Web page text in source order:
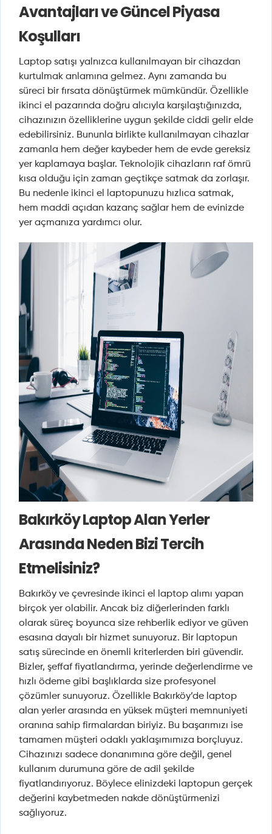
Avantajları ve Güncel Piyasa
Koşulları
Laptop satışı yalnızca kullanılmayan bir cihazdan
kurtulmak anlamına gelmez. Aynı zamanda bu
süreci bir fırsata dönüştürmek mümkündür. Özellikle
ikinci el pazarında doğru alıcıyla karşılaştığınızda,
cihazınızın özelliklerine uygun şekilde ciddi gelir elde
edebilirsiniz. Bununla birlikte kullanılmayan cihazlar
zamanla hem değer kaybeder hem de evde gereksiz
yer kaplamaya başlar. Teknolojik cihazların raf ömrü
kısa olduğu için zaman geçtikçe satmak da zorlaşır.
Bu nedenle ikinci el laptopunuzu hızlıca satmak,
hem maddi açıdan kazanç sağlar hem de evinizde
yer açmanıza yardımcı olur.
Bakırköy Laptop Alan Yerler
Arasında Neden Bizi Tercih
Etmelisiniz?
Bakırköy ve çevresinde ikinci el laptop alımı yapan
birçok yer olabilir. Ancak biz diğerlerinden farklı
olarak süreç boyunca size rehberlik ediyor ve güven
esasına dayalı bir hizmet sunuyoruz. Bir laptopun
satış sürecinde en önemli kriterlerden biri güvendir.
Bizler, şeffaf fiyatlandırma, yerinde değerlendirme ve
hızlı ödeme gibi başlıklarda size profesyonel
çözümler sunuyoruz. Özellikle Bakırköy’de laptop
alan yerler arasında en yüksek müşteri memnuniyeti
oranına sahip firmalardan biriyiz. Bu başarımızı ise
tamamen müşteri odaklı yaklaşımımıza borçluyuz.
Cihazınızı sadece donanımına göre değil, genel
kullanım durumuna göre de adil şekilde
fiyatlandırıyoruz. Böylece elinizdeki laptopun gerçek
değerini kaybetmeden nakde dönüştürmenizi
sağlıyoruz.